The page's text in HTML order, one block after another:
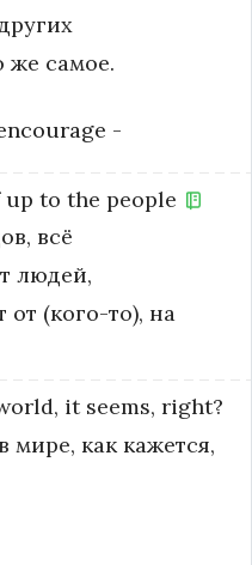
же самое.
-
up to the people
всё
людей,
от (кого-то), на
it seems, right?
как кажется,